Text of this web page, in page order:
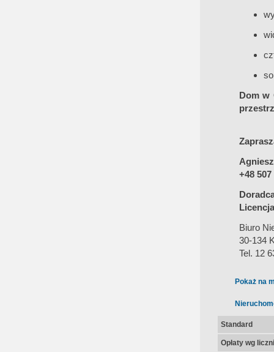
Dom w
+48 507
Biuro
30-134
Tel. 12
Pokaż na
Standard
Opłaty wg